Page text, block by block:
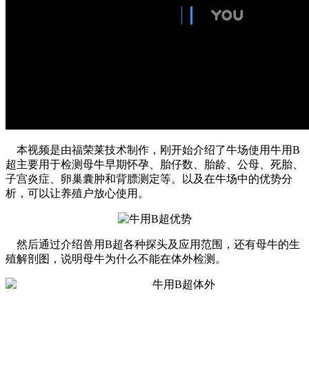
本视频是由福荣莱技术制作，刚开始介绍了牛场使用牛用B
超主要用于检测母牛早期怀孕、胎仔数、胎龄、公母、死胎、
子宫炎症、卵巢囊肿和背膘测定等。以及在牛场中的优势分
析，可以让养殖户放心使用。
然后通过介绍兽用B超各种探头及应用范围，还有母牛的生
殖解剖图，说明母牛为什么不能在体外检测。